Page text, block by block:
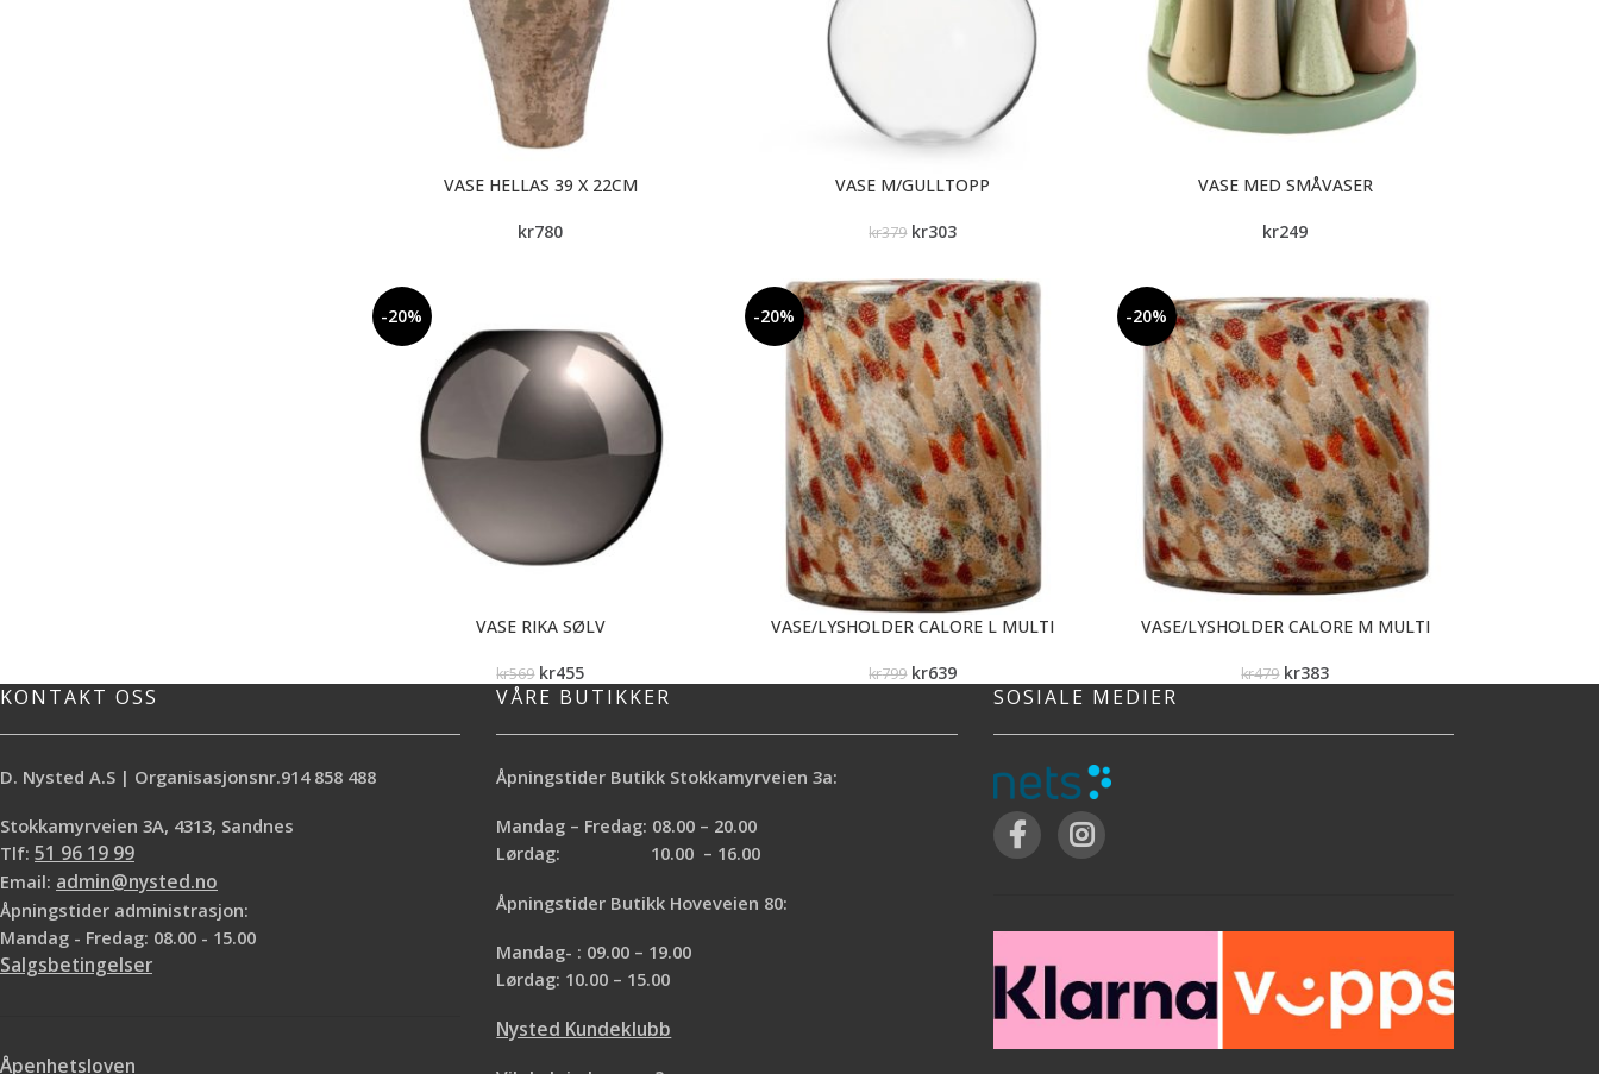
VASE HELLAS 39 X 22CM
kr780
VASE M/GULLTOPP
kr379 kr303
VASE MED SMÅVASER
kr249
-20%
VASE RIKA SØLV
kr569 kr455
-20%
VASE/LYSHOLDER CALORE L MULTI
kr799 kr639
-20%
VASE/LYSHOLDER CALORE M MULTI
kr479 kr383
KONTAKT OSS
D. Nysted A.S | Organisasjonsnr.914 858 488
Stokkamyrveien 3A, 4313, Sandnes
Tlf: 51 96 19 99
Email: admin@nysted.no
Åpningstider administrasjon:
Mandag - Fredag: 08.00 - 15.00
Salgsbetingelser
Åpenhetsloven
VÅRE BUTIKKER
Åpningstider Butikk Stokkamyrveien 3a:
Mandag – Fredag: 08.00 – 20.00
Lørdag: 10.00 – 16.00
Åpningstider Butikk Hoveveien 80:
Mandag- : 09.00 – 19.00
Lørdag: 10.00 – 15.00
Nysted Kundeklubb
SOSIALE MEDIER